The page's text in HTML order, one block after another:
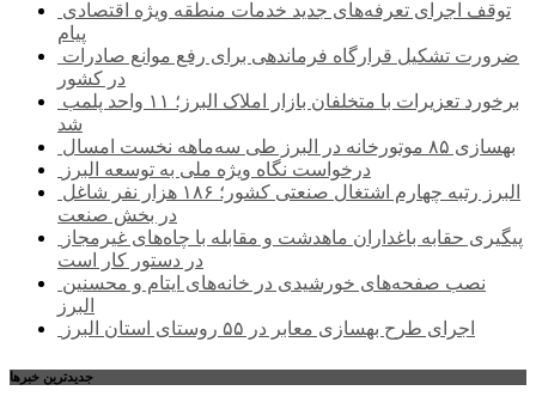
پیام
در کشور
شد
بهسازی ۸۵ موتورخانه در البرز طی سه‌ماهه نخست امسال
درخواست نگاه ویژه ملی به توسعه البرز
در بخش صنعت
در دستور کار است
البرز
اجرای طرح بهسازی معابر در ۵۵ روستای استان البرز
جديدترين خبرها